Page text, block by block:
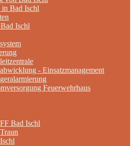
in Bad Ischl
Ischl
- Einsatzmanagement
Feuerwehrhaus
Bad Ischl